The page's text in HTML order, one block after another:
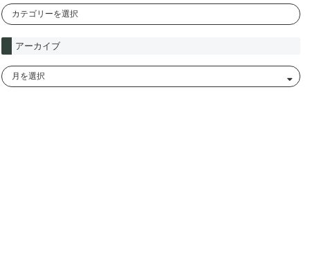
アーカイブ